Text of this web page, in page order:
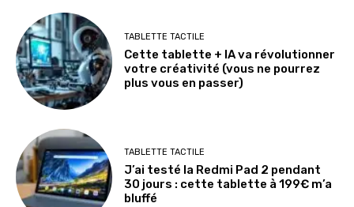
TABLETTE TACTILE
Cette tablette + IA va révolutionner
votre créativité (vous ne pourrez
plus vous en passer)
TABLETTE TACTILE
J’ai testé la Redmi Pad 2 pendant
30 jours : cette tablette à 199€ m’a
bluffé